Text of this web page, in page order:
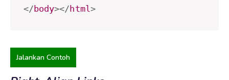
</body></html >
Jalankan Contoh